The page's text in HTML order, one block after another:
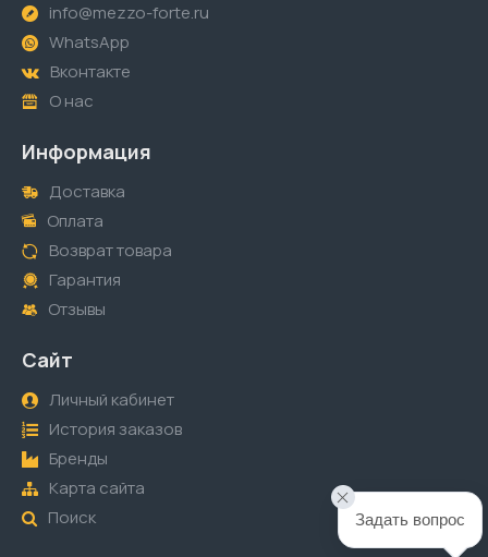
info@mezzo-forte.ru
WhatsApp
Вконтакте
О нас
Информация
Доставка
Оплата
Возврат товара
Гарантия
Отзывы
Сайт
Личный кабинет
История заказов
Бренды
Карта сайта
Поиск
Задать вопрос